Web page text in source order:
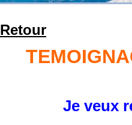
Retour
Je veux